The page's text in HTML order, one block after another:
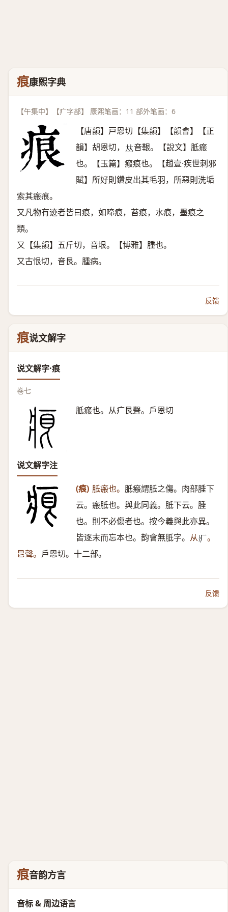
痕康熙字典
【午集中】【疒字部】 康熙笔画：11 部外笔画：6
【唐韻】戸恩切【集韻】【韻會】【正
韻】胡恩切， 𠀤音鞎。【說文】胝瘢
也。【玉篇】瘢痕也。【趙壹·疾世刺邪
賦】所好則鑽皮出其毛羽，所惡則洗垢
索其瘢痕。
又凡物有迹者皆曰痕，如啼痕，苔痕，水痕，墨痕之
類。
又【集韻】五斤切，音垠。【博雅】腫也。
又古恨切，音艮。腫病。
反馈
痕说文解字
说文解字·痕
卷七
胝瘢也。从疒艮聲。戶恩切
说文解字注
(痕) 胝瘢也。 胝瘢謂胝之傷。肉部腄下
云。瘢胝也。與此同義。胝下云。腄
也。則不必傷者也。按今義與此亦異。
皆逐末而忘本也。韵會無胝字。 从𤕫 。
㫐聲。 戶恩切。十二部。
反馈
痕音韵方言
音标 & 周边语言